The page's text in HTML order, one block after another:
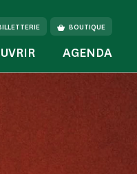
BOUTIQUE
AGENDA